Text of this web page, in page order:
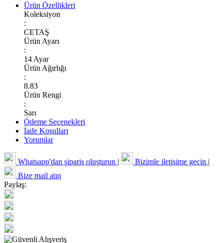
Ürün Özellikleri
Koleksiyon
:
CETAŞ
Ürün Ayarı
:
14 Ayar
Ürün Ağırlığı
:
8.83
Ürün Rengi
:
Sarı
Ödeme Seçenekleri
İade Koşulları
Yorumlar
Whatsapp'dan sipariş oluşturun | Bizimle iletişime geçin |
Bize mail atın
Paylaş: